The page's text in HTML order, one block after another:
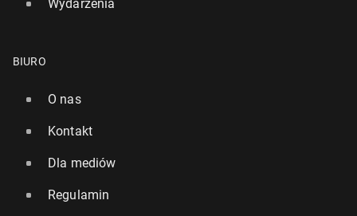
Wydarzenia
BIURO
O nas
Kontakt
Dla mediów
Regulamin